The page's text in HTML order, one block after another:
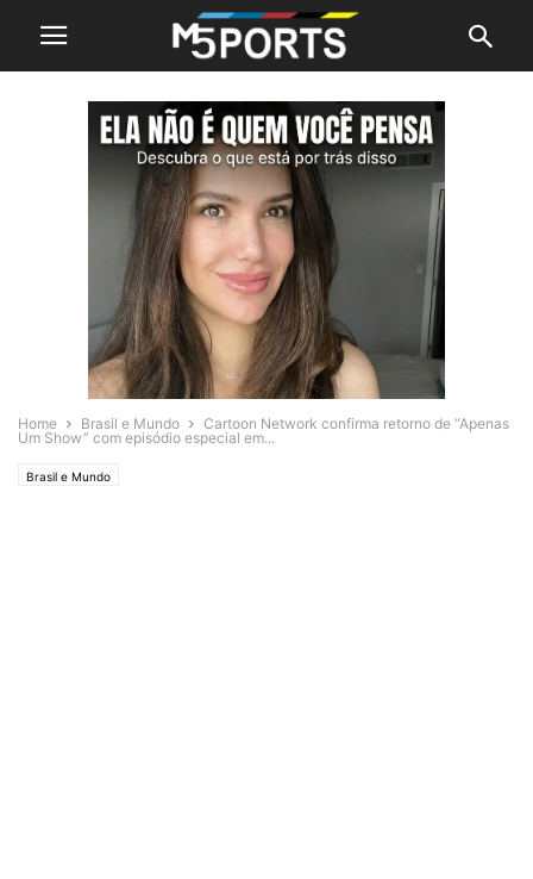
Home Brasil e Mundo
Cartoon Network confirma retorno de “Apenas
Um Show” com episódio especial em...
Brasil e Mundo